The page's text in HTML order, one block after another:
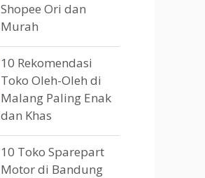
Shopee Ori dan
Murah
10 Rekomendasi
Toko Oleh-Oleh di
Malang Paling Enak
dan Khas
10 Toko Sparepart
Motor di Bandung